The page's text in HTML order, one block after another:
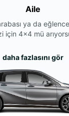
Aile
ya da
için 4x4 mü
daha fazlasını gör